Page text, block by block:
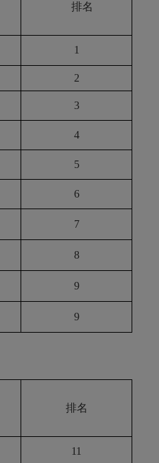
排名
1
2
3
4
5
6
7
8
9
9
排名
11